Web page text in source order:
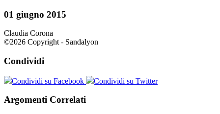
01 giugno 2015
Claudia Corona
©2026 Copyright - Sandalyon
Condividi
Condividi su Facebook Condividi su Twitter
Argomenti Correlati